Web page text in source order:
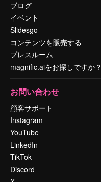
ブログ
イベント
Slidesgo
コンテンツを販売する
プレスルーム
magnific.aiをお探しですか？
お問い合わせ
顧客サポート
Instagram
YouTube
LinkedIn
TikTok
Discord